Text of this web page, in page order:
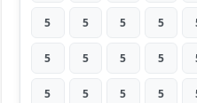
5 5 5 5
5 5 5 5
5 5 5 5